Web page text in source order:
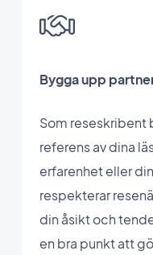
Bygga upp
Som reseskribent
referens av dina
erfarenhet eller
respekterar
din åsikt och
en bra punkt att